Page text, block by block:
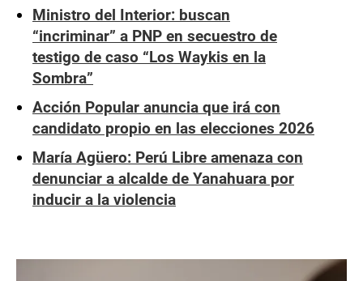
Ministro del Interior: buscan
“incriminar” a PNP en secuestro de
testigo de caso “Los Waykis en la
Sombra”
Acción Popular anuncia que irá con
candidato propio en las elecciones 2026
María Agüero: Perú Libre amenaza con
denunciar a alcalde de Yanahuara por
inducir a la violencia